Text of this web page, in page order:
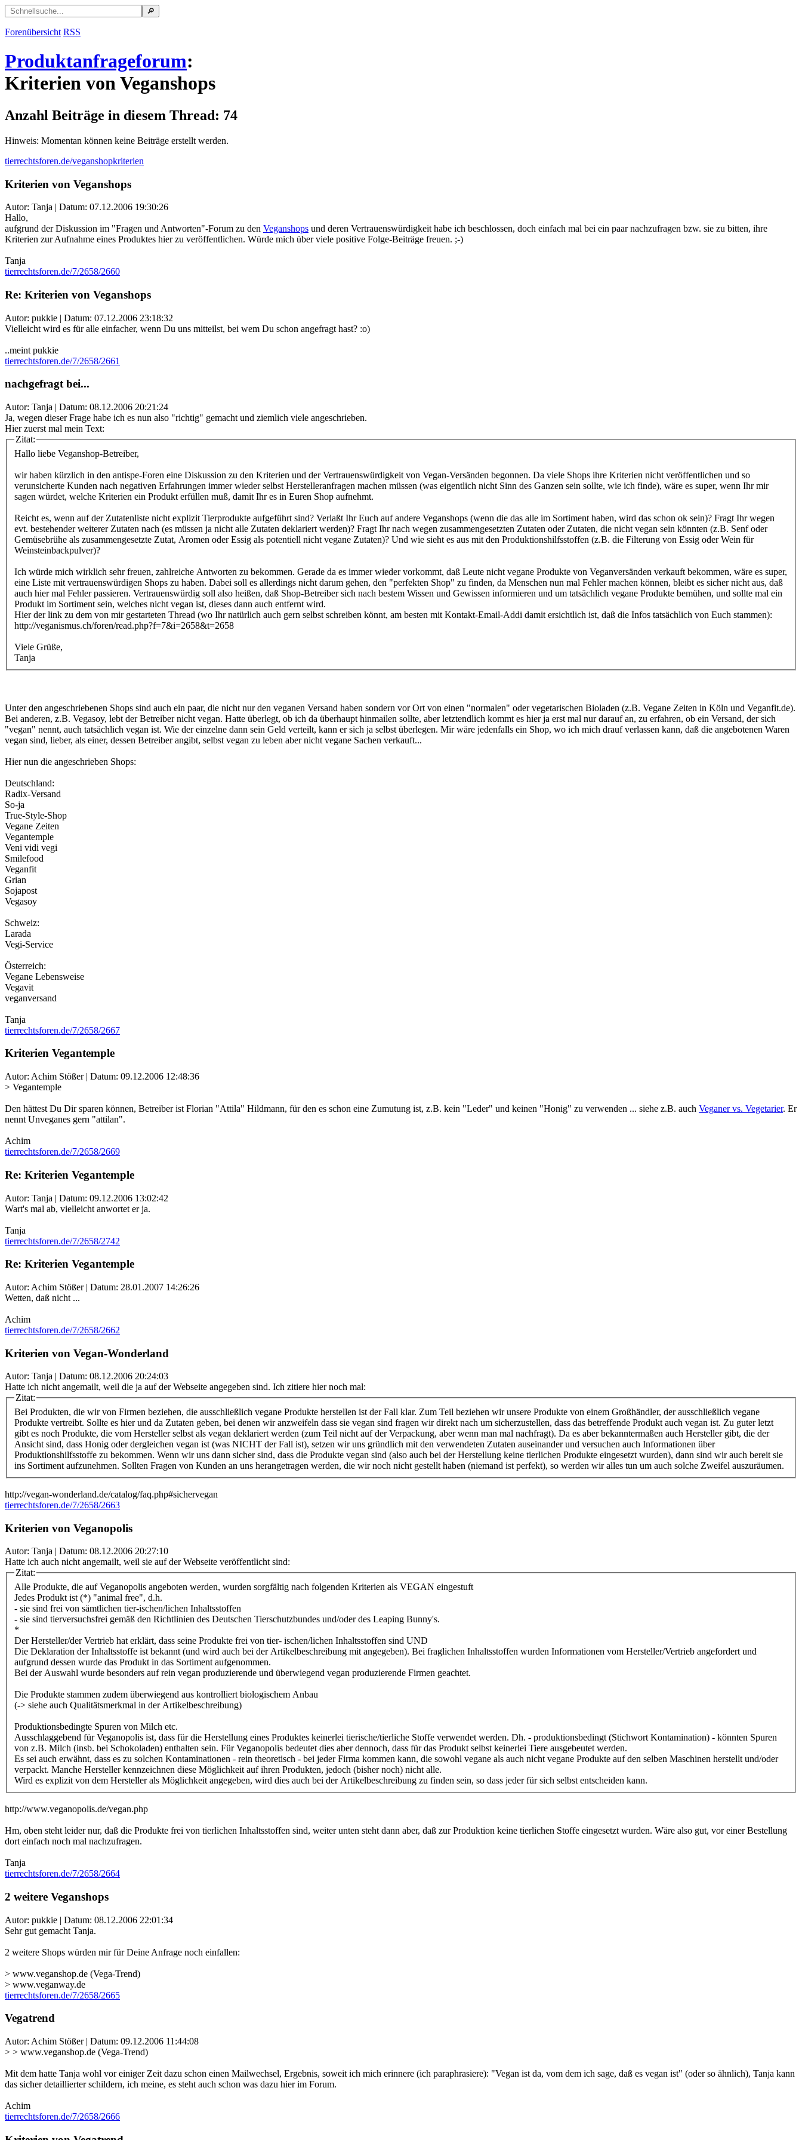
Forenübersicht RSS
Produktanfrageforum:
Kriterien von Veganshops
Anzahl Beiträge in diesem Thread: 74
Hinweis: Momentan können keine Beiträge erstellt werden.
tierrechtsforen.de/veganshopkriterien
Kriterien von Veganshops
Autor: Tanja | Datum: 07.12.2006 19:30:26
Hallo,
aufgrund der Diskussion im "Fragen und Antworten"-Forum zu den Veganshops und deren Vertrauenswürdigkeit habe ich beschlossen, doch einfach mal bei ein paar nachzufragen bzw. sie zu bitten, ihre
Kriterien zur Aufnahme eines Produktes hier zu veröffentlichen. Würde mich über viele positive Folge-Beiträge freuen. ;-)
Tanja
tierrechtsforen.de/7/2658/2660
Re: Kriterien von Veganshops
Autor: pukkie | Datum: 07.12.2006 23:18:32
Vielleicht wird es für alle einfacher, wenn Du uns mitteilst, bei wem Du schon angefragt hast? :o)
..meint pukkie
tierrechtsforen.de/7/2658/2661
nachgefragt bei...
Autor: Tanja | Datum: 08.12.2006 20:21:24
Ja, wegen dieser Frage habe ich es nun also "richtig" gemacht und ziemlich viele angeschrieben.
Hier zuerst mal mein Text:
Zitat:
Hallo liebe Veganshop-Betreiber,
wir haben kürzlich in den antispe-Foren eine Diskussion zu den Kriterien und der Vertrauenswürdigkeit von Vegan-Versänden begonnen. Da viele Shops ihre Kriterien nicht veröffentlichen und so
verunsicherte Kunden nach negativen Erfahrungen immer wieder selbst Herstelleranfragen machen müssen (was eigentlich nicht Sinn des Ganzen sein sollte, wie ich finde), wäre es super, wenn Ihr mir
sagen würdet, welche Kriterien ein Produkt erfüllen muß, damit Ihr es in Euren Shop aufnehmt.
Reicht es, wenn auf der Zutatenliste nicht explizit Tierprodukte aufgeführt sind? Verlaßt Ihr Euch auf andere Veganshops (wenn die das alle im Sortiment haben, wird das schon ok sein)? Fragt Ihr wegen
evt. bestehender weiterer Zutaten nach (es müssen ja nicht alle Zutaten deklariert werden)? Fragt Ihr nach wegen zusammengesetzten Zutaten oder Zutaten, die nicht vegan sein könnten (z.B. Senf oder
Gemüsebrühe als zusammengesetzte Zutat, Aromen oder Essig als potentiell nicht vegane Zutaten)? Und wie sieht es aus mit den Produktionshilfsstoffen (z.B. die Filterung von Essig oder Wein für
Weinsteinbackpulver)?
Ich würde mich wirklich sehr freuen, zahlreiche Antworten zu bekommen. Gerade da es immer wieder vorkommt, daß Leute nicht vegane Produkte von Veganversänden verkauft bekommen, wäre es super,
eine Liste mit vertrauenswürdigen Shops zu haben. Dabei soll es allerdings nicht darum gehen, den "perfekten Shop" zu finden, da Menschen nun mal Fehler machen können, bleibt es sicher nicht aus, daß
auch hier mal Fehler passieren. Vertrauenswürdig soll also heißen, daß Shop-Betreiber sich nach bestem Wissen und Gewissen informieren und um tatsächlich vegane Produkte bemühen, und sollte mal ein
Produkt im Sortiment sein, welches nicht vegan ist, dieses dann auch entfernt wird.
Hier der link zu dem von mir gestarteten Thread (wo Ihr natürlich auch gern selbst schreiben könnt, am besten mit Kontakt-Email-Addi damit ersichtlich ist, daß die Infos tatsächlich von Euch stammen):
http://veganismus.ch/foren/read.php?f=7&i=2658&t=2658
Viele Grüße,
Tanja
Unter den angeschriebenen Shops sind auch ein paar, die nicht nur den veganen Versand haben sondern vor Ort von einen "normalen" oder vegetarischen Bioladen (z.B. Vegane Zeiten in Köln und Veganfit.de).
Bei anderen, z.B. Vegasoy, lebt der Betreiber nicht vegan. Hatte überlegt, ob ich da überhaupt hinmailen sollte, aber letztendlich kommt es hier ja erst mal nur darauf an, zu erfahren, ob ein Versand, der sich
"vegan" nennt, auch tatsächlich vegan ist. Wie der einzelne dann sein Geld verteilt, kann er sich ja selbst überlegen. Mir wäre jedenfalls ein Shop, wo ich mich drauf verlassen kann, daß die angebotenen Waren
vegan sind, lieber, als einer, dessen Betreiber angibt, selbst vegan zu leben aber nicht vegane Sachen verkauft...
Hier nun die angeschrieben Shops:
Deutschland:
Radix-Versand
So-ja
True-Style-Shop
Vegane Zeiten
Vegantemple
Veni vidi vegi
Smilefood
Veganfit
Grian
Sojapost
Vegasoy
Schweiz:
Larada
Vegi-Service
Österreich:
Vegane Lebensweise
Vegavit
veganversand
Tanja
tierrechtsforen.de/7/2658/2667
Kriterien Vegantemple
Autor: Achim Stößer | Datum: 09.12.2006 12:48:36
> Vegantemple
Den hättest Du Dir sparen können, Betreiber ist Florian "Attila" Hildmann, für den es schon eine Zumutung ist, z.B. kein "Leder" und keinen "Honig" zu verwenden ... siehe z.B. auch Veganer vs. Vegetarier. Er
nennt Unveganes gern "attilan".
Achim
tierrechtsforen.de/7/2658/2669
Re: Kriterien Vegantemple
Autor: Tanja | Datum: 09.12.2006 13:02:42
Wart's mal ab, vielleicht anwortet er ja.
Tanja
tierrechtsforen.de/7/2658/2742
Re: Kriterien Vegantemple
Autor: Achim Stößer | Datum: 28.01.2007 14:26:26
Wetten, daß nicht ...
Achim
tierrechtsforen.de/7/2658/2662
Kriterien von Vegan-Wonderland
Autor: Tanja | Datum: 08.12.2006 20:24:03
Hatte ich nicht angemailt, weil die ja auf der Webseite angegeben sind. Ich zitiere hier noch mal:
Zitat:
Bei Produkten, die wir von Firmen beziehen, die ausschließlich vegane Produkte herstellen ist der Fall klar. Zum Teil beziehen wir unsere Produkte von einem Großhändler, der ausschließlich vegane
Produkte vertreibt. Sollte es hier und da Zutaten geben, bei denen wir anzweifeln dass sie vegan sind fragen wir direkt nach um sicherzustellen, dass das betreffende Produkt auch vegan ist. Zu guter letzt
gibt es noch Produkte, die vom Hersteller selbst als vegan deklariert werden (zum Teil nicht auf der Verpackung, aber wenn man mal nachfragt). Da es aber bekanntermaßen auch Hersteller gibt, die der
Ansicht sind, dass Honig oder dergleichen vegan ist (was NICHT der Fall ist), setzen wir uns gründlich mit den verwendeten Zutaten auseinander und versuchen auch Informationen über
Produktionshilfsstoffe zu bekommen. Wenn wir uns dann sicher sind, dass die Produkte vegan sind (also auch bei der Herstellung keine tierlichen Produkte eingesetzt wurden), dann sind wir auch bereit sie
ins Sortiment aufzunehmen. Sollten Fragen von Kunden an uns herangetragen werden, die wir noch nicht gestellt haben (niemand ist perfekt), so werden wir alles tun um auch solche Zweifel auszuräumen.
http://vegan-wonderland.de/catalog/faq.php#sichervegan
tierrechtsforen.de/7/2658/2663
Kriterien von Veganopolis
Autor: Tanja | Datum: 08.12.2006 20:27:10
Hatte ich auch nicht angemailt, weil sie auf der Webseite veröffentlicht sind:
Zitat:
Alle Produkte, die auf Veganopolis angeboten werden, wurden sorgfältig nach folgenden Kriterien als VEGAN eingestuft
Jedes Produkt ist (*) "animal free", d.h.
- sie sind frei von sämtlichen tier-ischen/lichen Inhaltsstoffen
- sie sind tierversuchsfrei gemäß den Richtlinien des Deutschen Tierschutzbundes und/oder des Leaping Bunny's.
*
Der Hersteller/der Vertrieb hat erklärt, dass seine Produkte frei von tier- ischen/lichen Inhaltsstoffen sind UND
Die Deklaration der Inhaltsstoffe ist bekannt (und wird auch bei der Artikelbeschreibung mit angegeben). Bei fraglichen Inhaltsstoffen wurden Informationen vom Hersteller/Vertrieb angefordert und
aufgrund dessen wurde das Produkt in das Sortiment aufgenommen.
Bei der Auswahl wurde besonders auf rein vegan produzierende und überwiegend vegan produzierende Firmen geachtet.
Die Produkte stammen zudem überwiegend aus kontrolliert biologischem Anbau
(-> siehe auch Qualitätsmerkmal in der Artikelbeschreibung)
Produktionsbedingte Spuren von Milch etc.
Ausschlaggebend für Veganopolis ist, dass für die Herstellung eines Produktes keinerlei tierische/tierliche Stoffe verwendet werden. Dh. - produktionsbedingt (Stichwort Kontamination) - könnten Spuren
von z.B. Milch (insb. bei Schokoladen) enthalten sein. Für Veganopolis bedeutet dies aber dennoch, dass für das Produkt selbst keinerlei Tiere ausgebeutet werden.
Es sei auch erwähnt, dass es zu solchen Kontaminationen - rein theoretisch - bei jeder Firma kommen kann, die sowohl vegane als auch nicht vegane Produkte auf den selben Maschinen herstellt und/oder
verpackt. Manche Hersteller kennzeichnen diese Möglichkeit auf ihren Produkten, jedoch (bisher noch) nicht alle.
Wird es explizit von dem Hersteller als Möglichkeit angegeben, wird dies auch bei der Artikelbeschreibung zu finden sein, so dass jeder für sich selbst entscheiden kann.
http://www.veganopolis.de/vegan.php
Hm, oben steht leider nur, daß die Produkte frei von tierlichen Inhaltsstoffen sind, weiter unten steht dann aber, daß zur Produktion keine tierlichen Stoffe eingesetzt wurden. Wäre also gut, vor einer Bestellung
dort einfach noch mal nachzufragen.
Tanja
tierrechtsforen.de/7/2658/2664
2 weitere Veganshops
Autor: pukkie | Datum: 08.12.2006 22:01:34
Sehr gut gemacht Tanja.
2 weitere Shops würden mir für Deine Anfrage noch einfallen:
> www.veganshop.de (Vega-Trend)
> www.veganway.de
tierrechtsforen.de/7/2658/2665
Vegatrend
Autor: Achim Stößer | Datum: 09.12.2006 11:44:08
> > www.veganshop.de (Vega-Trend)
Mit dem hatte Tanja wohl vor einiger Zeit dazu schon einen Mailwechsel, Ergebnis, soweit ich mich erinnere (ich paraphrasiere): "Vegan ist da, vom dem ich sage, daß es vegan ist" (oder so ähnlich), Tanja kann
das sicher detaillierter schildern, ich meine, es steht auch schon was dazu hier im Forum.
Achim
tierrechtsforen.de/7/2658/2666